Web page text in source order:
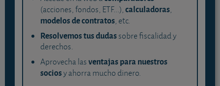
(acciones, fondos, ETF...),calculadoras,
modelos de contratos, etc.
Resolvemos tus dudassobre fiscalidad y
derechos.
Aprovecha lasventajas para nuestros
sociosy ahorra mucho dinero.